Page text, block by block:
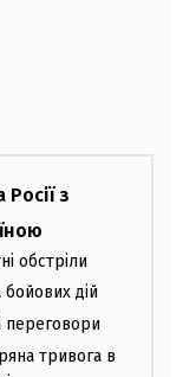
Росії з
обстріли
бойових дій
переговори
тривога в